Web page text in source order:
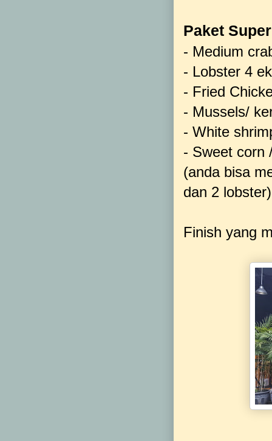
Paket
- Medium
- Lobster 4
- Fried
- Mussels/
- White
- Sweet corn
(anda bisa
dan 2 lobster)
Finish yang